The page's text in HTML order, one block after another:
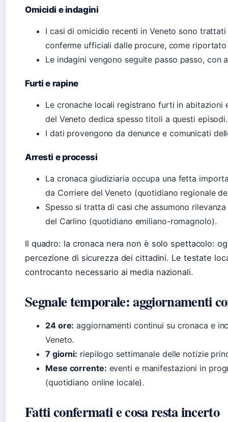
Omicidi e indagini
I casi di omicidio recenti in Veneto sono
conferme ufficiali dalle procure, come
Le indagini vengono seguite passo passo, con
Furti e rapine
Le cronache locali registrano furti in abitazioni
del Veneto dedica spesso titoli a questi episodi.
I dati provengono da denunce e comunicati
Arresti e processi
La cronaca giudiziaria occupa una fetta
da Corriere del Veneto (quotidiano regionale
Spesso si tratta di casi che assumono
del Carlino (quotidiano emiliano-romagnolo).
Il quadro: la cronaca nera non è solo spettacolo:
percezione di sicurezza dei cittadini. Le testate
controcanto necessario ai media nazionali.
Segnale temporale: aggiornamenti
24 ore: aggiornamenti continui su cronaca e
Veneto.
7 giorni: riepilogo settimanale delle notizie
Mese corrente: eventi e manifestazioni in
(quotidiano online locale).
Fatti confermati e cosa resta incerto